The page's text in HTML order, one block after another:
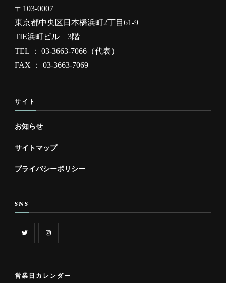
〒103-0007
東京都中央区日本橋浜町2丁目61-9
TIE浜町ビル 3階
TEL ： 03-3663-7066（代表）
FAX ： 03-3663-7069
サイト
お知らせ
サイトマップ
プライバシーポリシー
SNS
営業日カレンダー